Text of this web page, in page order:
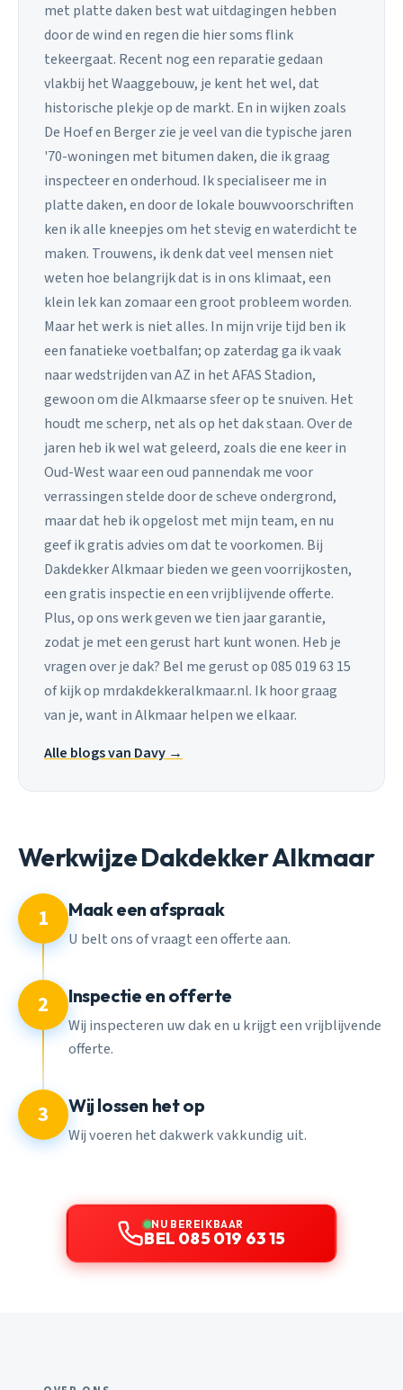
met platte daken best wat uitdagingen hebben
door de wind en regen die hier soms flink
tekeergaat. Recent nog een reparatie gedaan
vlakbij het Waaggebouw, je kent het wel, dat
historische plekje op de markt. En in wijken zoals
De Hoef en Berger zie je veel van die typische jaren
'70-woningen met bitumen daken, die ik graag
inspecteer en onderhoud. Ik specialiseer me in
platte daken, en door de lokale bouwvoorschriften
ken ik alle kneepjes om het stevig en waterdicht te
maken. Trouwens, ik denk dat veel mensen niet
weten hoe belangrijk dat is in ons klimaat, een
klein lek kan zomaar een groot probleem worden.
Maar het werk is niet alles. In mijn vrije tijd ben ik
een fanatieke voetbalfan; op zaterdag ga ik vaak
naar wedstrijden van AZ in het AFAS Stadion,
gewoon om die Alkmaarse sfeer op te snuiven. Het
houdt me scherp, net als op het dak staan. Over de
jaren heb ik wel wat geleerd, zoals die ene keer in
Oud-West waar een oud pannendak me voor
verrassingen stelde door de scheve ondergrond,
maar dat heb ik opgelost met mijn team, en nu
geef ik gratis advies om dat te voorkomen. Bij
Dakdekker Alkmaar bieden we geen voorrijkosten,
een gratis inspectie en een vrijblijvende offerte.
Plus, op ons werk geven we tien jaar garantie,
zodat je met een gerust hart kunt wonen. Heb je
vragen over je dak? Bel me gerust op 085 019 63 15
of kijk op mrdakdekkeralkmaar.nl. Ik hoor graag
van je, want in Alkmaar helpen we elkaar.
Alle blogs van Davy →
Werkwijze Dakdekker Alkmaar
1 Maak een afspraak
U belt ons of vraagt een offerte aan.
2 Inspectie en offerte
Wij inspecteren uw dak en u krijgt een vrijblijvende
offerte.
3 Wij lossen het op
Wij voeren het dakwerk vakkundig uit.
NU BEREIKBAAR
BEL 085 019 63 15